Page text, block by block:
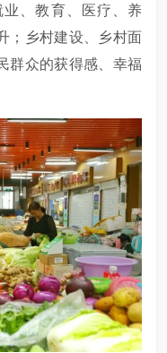
、教育、医疗、养
；乡村建设、乡村面
群众的获得感、幸福